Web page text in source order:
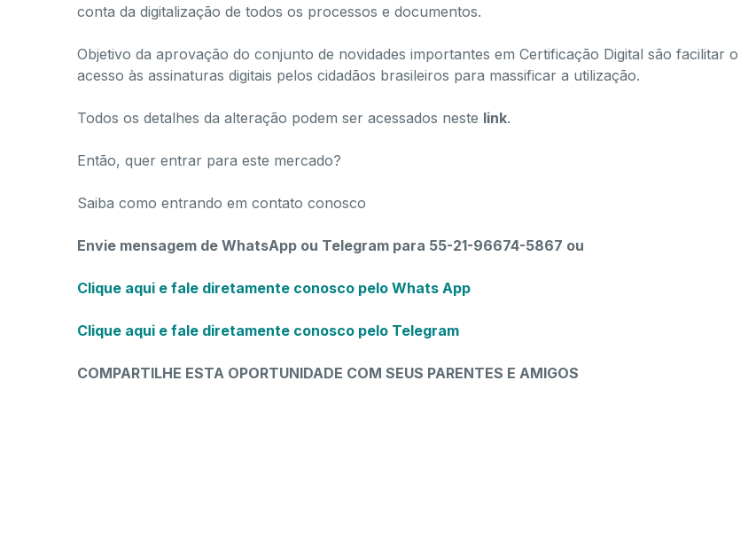
conta da digitalização de todos os processos e documentos.
Objetivo da aprovação do conjunto de novidades importantes em Certificação Digital são facilitar o
acesso às assinaturas digitais pelos cidadãos brasileiros para massificar a utilização.
Todos os detalhes da alteração podem ser acessados neste link.
Então, quer entrar para este mercado?
Saiba como entrando em contato conosco
Envie mensagem de WhatsApp ou Telegram para 55-21-96674-5867 ou
Clique aqui e fale diretamente conosco pelo Whats App
Clique aqui e fale diretamente conosco pelo Telegram
COMPARTILHE ESTA OPORTUNIDADE COM SEUS PARENTES E AMIGOS